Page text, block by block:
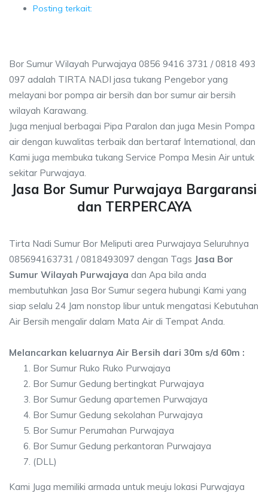
Posting terkait:
Bor Sumur Wilayah Purwajaya 0856 9416 3731 / 0818 493
097 adalah TIRTA NADI jasa tukang Pengebor yang
melayani bor pompa air bersih dan bor sumur air bersih
wilayah Karawang.
Juga menjual berbagai Pipa Paralon dan juga Mesin Pompa
air dengan kuwalitas terbaik dan bertaraf International, dan
Kami juga membuka tukang Service Pompa Mesin Air untuk
sekitar Purwajaya.
Jasa Bor Sumur Purwajaya Bargaransi
dan TERPERCAYA
Tirta Nadi Sumur Bor Meliputi area Purwajaya Seluruhnya
085694163731 / 0818493097 dengan Tags Jasa Bor
Sumur Wilayah Purwajaya dan Apa bila anda
membutuhkan Jasa Bor Sumur segera hubungi Kami yang
siap selalu 24 Jam nonstop libur untuk mengatasi Kebutuhan
Air Bersih mengalir dalam Mata Air di Tempat Anda.
Melancarkan keluarnya Air Bersih dari 30m s/d 60m :
Bor Sumur Ruko Ruko Purwajaya
Bor Sumur Gedung bertingkat Purwajaya
Bor Sumur Gedung apartemen Purwajaya
Bor Sumur Gedung sekolahan Purwajaya
Bor Sumur Perumahan Purwajaya
Bor Sumur Gedung perkantoran Purwajaya
(DLL)
Kami Juga memiliki armada untuk meuju lokasi Purwajaya